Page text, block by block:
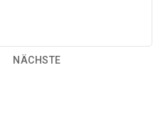
NÄCHSTE